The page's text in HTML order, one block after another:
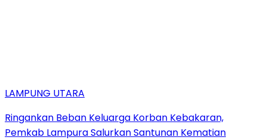
LAMPUNG UTARA
Ringankan Beban Keluarga Korban Kebakaran,
Pemkab Lampura Salurkan Santunan Kematian